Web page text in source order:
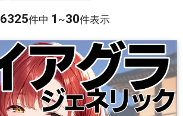
6325件中 1 ~30件表示